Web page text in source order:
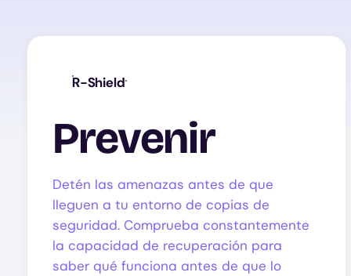
R-Shield
Prevenir
Detén las amenazas antes de que
lleguen a tu entorno de copias de
seguridad. Comprueba constantemente
la capacidad de recuperación para
saber qué funciona antes de que lo